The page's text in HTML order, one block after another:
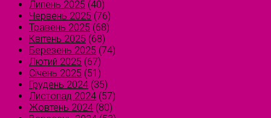
Липень 2025 (40)
Червень 2025 (76)
Травень 2025 (68)
Квітень 2025 (68)
Березень 2025 (74)
Лютий 2025 (67)
Січень 2025 (51)
Грудень 2024 (35)
Листопад 2024 (57)
Жовтень 2024 (80)